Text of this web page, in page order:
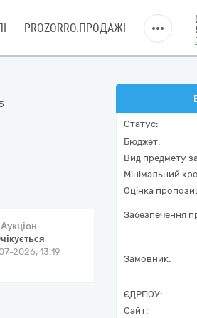
PROZORRO.ПРОДАЖІ
Аукціон
2026, 13:19
Статус:
Бюджет:
Вид предмету
Мінімальний
Оцінка
Забезпечення
Замовник:
ЄДРПОУ:
Сайт: